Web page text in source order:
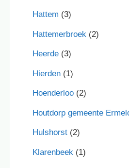
Hattem (3)
Hattemerbroek (2)
Heerde (3)
Hierden (1)
Hoenderloo (2)
Houtdorp gemeente
Hulshorst (2)
Klarenbeek (1)